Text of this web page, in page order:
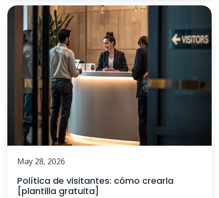
May 28, 2026
Política de visitantes: cómo crearla
[plantilla gratuita]